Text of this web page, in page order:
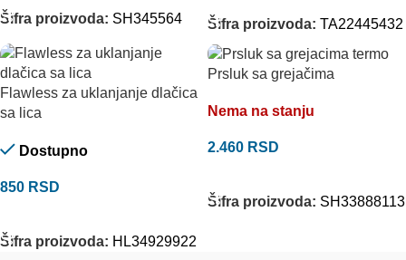
Šifra proizvoda: SH345564 Šifra proizvoda: TA22445432
Flawless za uklanjanje dlačica
sa lica
Dostupno
850 RSD
Šifra proizvoda: HL34929922
Prsluk sa grejačima
Nema na stanju
2.460 RSD
Šifra proizvoda: SH33888113